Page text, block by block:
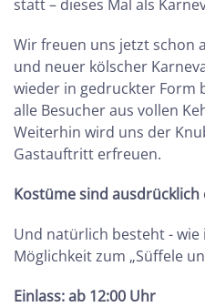
statt – dieses Mal als
Wir freuen uns jetzt schon
und neuer kölscher
wieder in gedruckter Form
alle Besucher aus vollen
Weiterhin wird uns der
Gastauftritt erfreuen.
Kostüme sind ausdrücklich
Und natürlich besteht - wie
Möglichkeit zum „Süffele
Einlass: ab 12:00 Uhr